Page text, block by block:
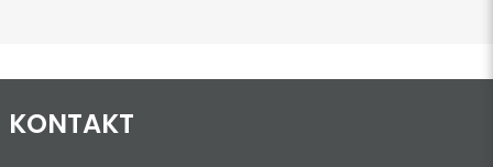
KONTAKT